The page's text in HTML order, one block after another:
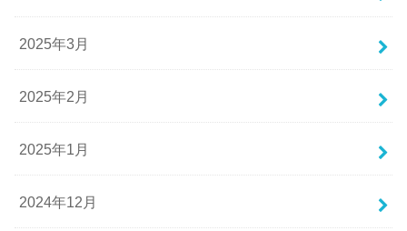
2025年3月
2025年2月
2025年1月
2024年12月